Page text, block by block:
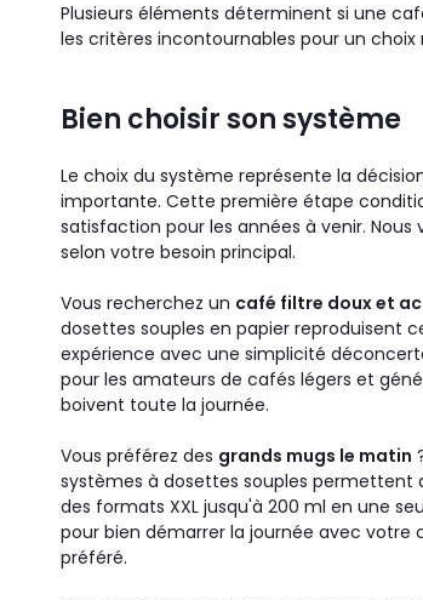
Plusieurs éléments déterminent si une
les critères incontournables pour un choix
Bien choisir son système
Le choix du système représente la
importante. Cette première étape
satisfaction pour les années à venir. Nous
selon votre besoin principal.
Vous recherchez un café filtre doux et
dosettes souples en papier reproduisent
expérience avec une simplicité
pour les amateurs de cafés légers et
boivent toute la journée.
Vous préférez des grands mugs le matin
systèmes à dosettes souples permettent
des formats XXL jusqu'à 200 ml en une
pour bien démarrer la journée avec votre
préféré.